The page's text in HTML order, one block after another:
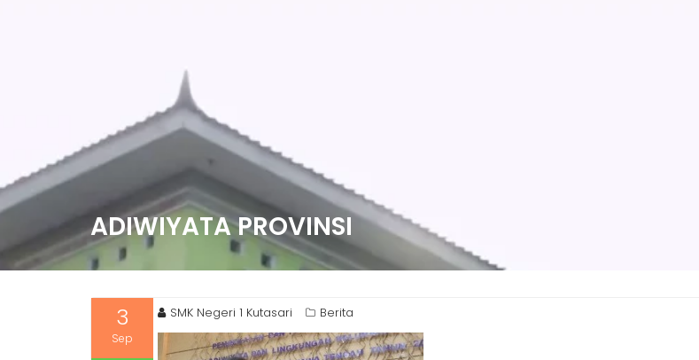
ADIWIYATA PROVINSI
3
Sep
SMK Negeri 1 Kutasari Berita